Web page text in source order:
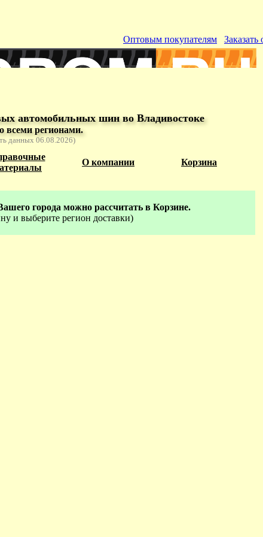
Оптовым покупателям
автомобильных шин во Владивостоке
всеми регионами.
данных 06.08.2026)
О компании Корзина
города можно рассчитать в Корзине.
и выберите регион доставки)